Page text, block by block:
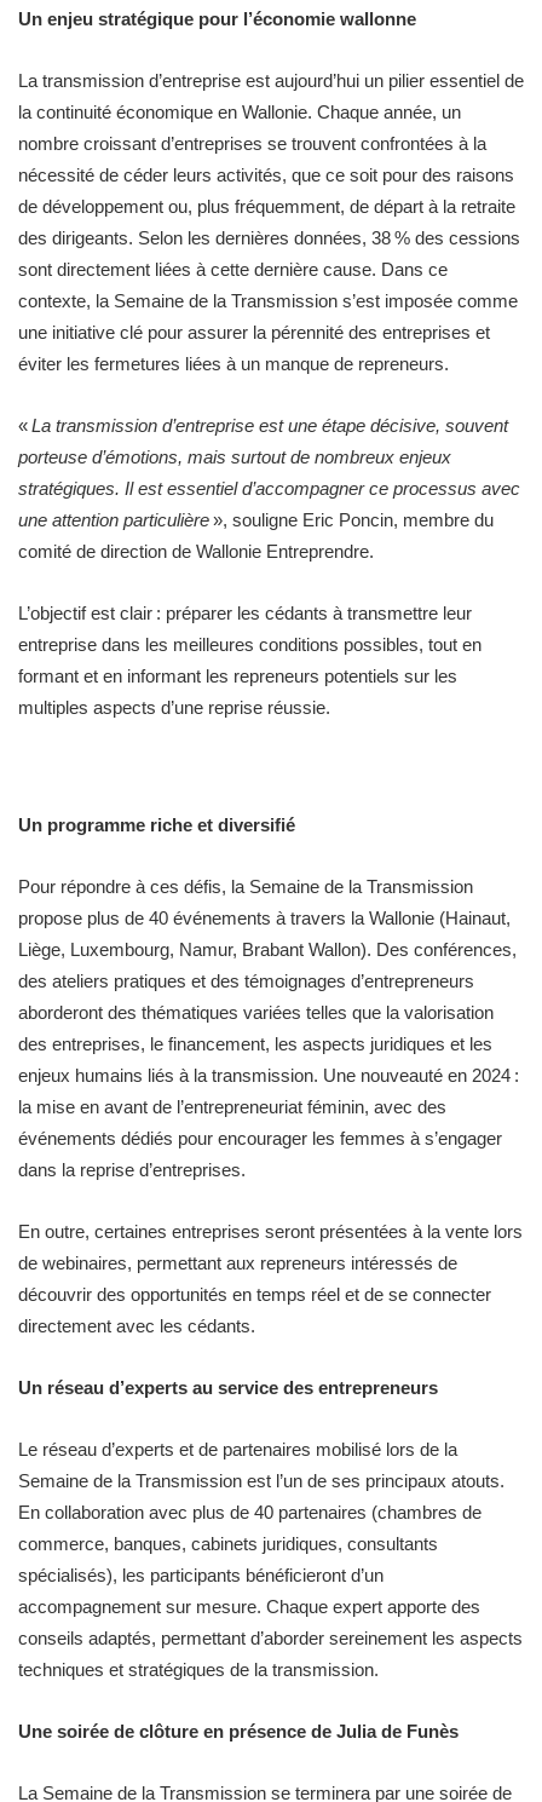
Un enjeu stratégique pour l’économie wallonne
La transmission d’entreprise est aujourd’hui un pilier essentiel de
la continuité économique en Wallonie. Chaque année, un
nombre croissant d’entreprises se trouvent confrontées à la
nécessité de céder leurs activités, que ce soit pour des raisons
de développement ou, plus fréquemment, de départ à la retraite
des dirigeants. Selon les dernières données, 38 % des cessions
sont directement liées à cette dernière cause. Dans ce
contexte, la Semaine de la Transmission s’est imposée comme
une initiative clé pour assurer la pérennité des entreprises et
éviter les fermetures liées à un manque de repreneurs.
«La transmission d’entreprise est une étape décisive, souvent
porteuse d’émotions, mais surtout de nombreux enjeux
stratégiques. Il est essentiel d’accompagner ce processus avec
une attention particulière», souligne Eric Poncin, membre du
comité de direction de Wallonie Entreprendre.
L’objectif est clair : préparer les cédants à transmettre leur
entreprise dans les meilleures conditions possibles, tout en
formant et en informant les repreneurs potentiels sur les
multiples aspects d’une reprise réussie.
Un programme riche et diversifié
Pour répondre à ces défis, la Semaine de la Transmission
propose plus de 40 événements à travers la Wallonie (Hainaut,
Liège, Luxembourg, Namur, Brabant Wallon). Des conférences,
des ateliers pratiques et des témoignages d’entrepreneurs
aborderont des thématiques variées telles que la valorisation
des entreprises, le financement, les aspects juridiques et les
enjeux humains liés à la transmission. Une nouveauté en 2024 :
la mise en avant de l’entrepreneuriat féminin, avec des
événements dédiés pour encourager les femmes à s’engager
dans la reprise d’entreprises.
En outre, certaines entreprises seront présentées à la vente lors
de webinaires, permettant aux repreneurs intéressés de
découvrir des opportunités en temps réel et de se connecter
directement avec les cédants.
Un réseau d’experts au service des entrepreneurs
Le réseau d’experts et de partenaires mobilisé lors de la
Semaine de la Transmission est l’un de ses principaux atouts.
En collaboration avec plus de 40 partenaires (chambres de
commerce, banques, cabinets juridiques, consultants
spécialisés), les participants bénéficieront d’un
accompagnement sur mesure. Chaque expert apporte des
conseils adaptés, permettant d’aborder sereinement les aspects
techniques et stratégiques de la transmission.
Une soirée de clôture en présence de Julia de Funès
La Semaine de la Transmission se terminera par une soirée de